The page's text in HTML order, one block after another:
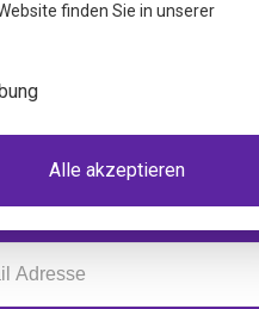
finden Sie in unserer
Alle akzeptieren